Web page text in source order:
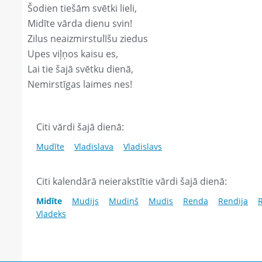
Šodien tiešām svētki lieli,
Midīte vārda dienu svin!
Zilus neaizmirstulīšu ziedus
Upes viļņos kaisu es,
Lai tie šajā svētku dienā,
Nemirstīgas laimes nes!
Citi vārdi šajā dienā:
Mudīte Vladislava Vladislavs
Citi kalendārā neierakstītie vārdi šajā dienā:
Midīte Mudijs Mudiņš Mudis Renda Rendija
Vladeks